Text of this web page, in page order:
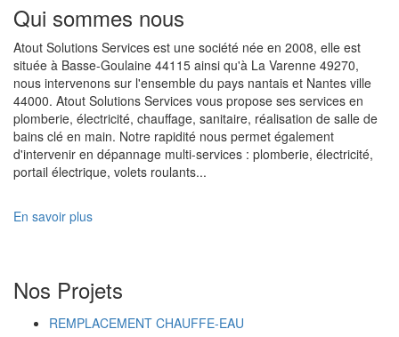
Qui sommes nous
Atout Solutions Services est une société née en 2008, elle est
située à Basse-Goulaine 44115 ainsi qu'à La Varenne 49270,
nous intervenons sur l'ensemble du pays nantais et Nantes ville
44000. Atout Solutions Services vous propose ses services en
plomberie, électricité, chauffage, sanitaire, réalisation de salle de
bains clé en main. Notre rapidité nous permet également
d'intervenir en dépannage multi-services : plomberie, électricité,
portail électrique, volets roulants...
En savoir plus
Nos Projets
REMPLACEMENT CHAUFFE-EAU